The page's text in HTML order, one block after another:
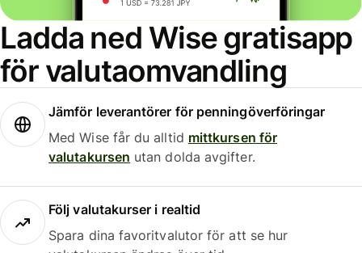
Ladda ned Wise gratisapp
för valutaomvandling
Jämför leverantörer för penningöverföringar
Med Wise får du alltid mittkursen för
valutakursen utan dolda avgifter.
Följ valutakurser i realtid
Spara dina favoritvalutor för att se hur